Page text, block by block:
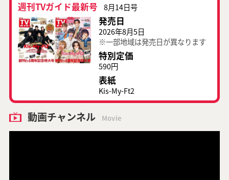
週刊TVガイド最新号 8月14日号
発売日
2026年8月5日
※一部地域は発売日が異なります
特別定価
590円
表紙
Kis-My-Ft2
動画チャンネル Movie